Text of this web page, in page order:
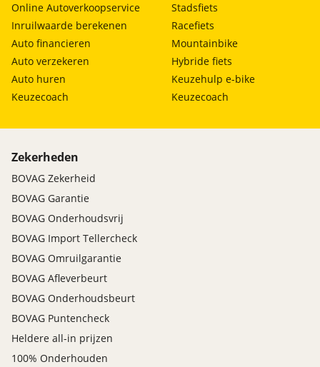
Online Autoverkoopservice
Inruilwaarde berekenen
Auto financieren
Auto verzekeren
Auto huren
Keuzecoach
Stadsfiets
Racefiets
Mountainbike
Hybride fiets
Keuzehulp e-bike
Keuzecoach
Zekerheden
BOVAG Zekerheid
BOVAG Garantie
BOVAG Onderhoudsvrij
BOVAG Import Tellercheck
BOVAG Omruilgarantie
BOVAG Afleverbeurt
BOVAG Onderhoudsbeurt
BOVAG Puntencheck
Heldere all-in prijzen
100% Onderhouden